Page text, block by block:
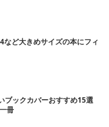
ど大きめサイズの本にフィ
ブックカバーおすすめ15選
冊